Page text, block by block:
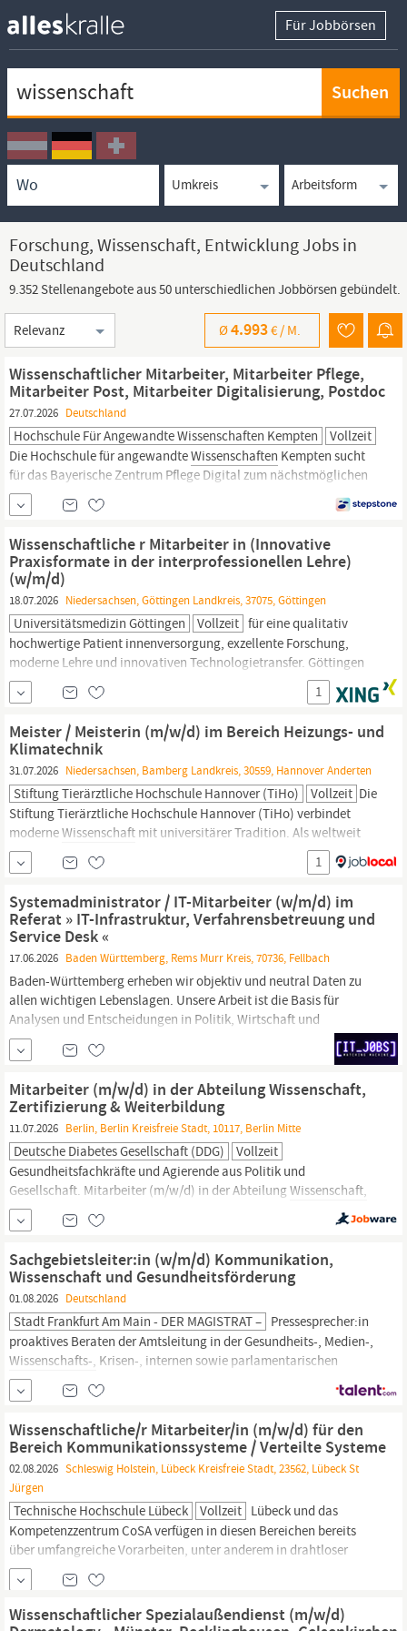
Für Jobbörsen
Ortssuche
Umkreissuche
Arbeitsform
Forschung, Wissenschaft, Entwicklung Jobs in
Deutschland
9.352 Stellenangebote aus 50 unterschiedlichen Jobbörsen gebündelt.
Sortierung
Ø4.993€ / M.
Wissenschaftlicher Mitarbeiter, Mitarbeiter Pflege,
Mitarbeiter Post, Mitarbeiter Digitalisierung, Postdoc
27.07.2026 Deutschland
Hochschule Für Angewandte Wissenschaften Kempten
Vollzeit
Die Hochschule für angewandteWissenschaften Kempten sucht
für das Bayerische Zentrum Pflege Digital zum nächstmöglichen
Zeitpunkt nach einer engagierten Person als
Wissenschaftliche
Mitarbeiterin oder
Mitarbeiter (w/m/d) im
Doc)
Wissenschaftliche r Mitarbeiter in (Innovative
Praxisformate in der interprofessionellen Lehre)
(w/m/d)
18.07.2026 Niedersachsen, Göttingen Landkreis, 37075, Göttingen
Universitätsmedizin Göttingen Vollzeit für eine qualitativ
hochwertige Patient innenversorgung, exzellente Forschung,
moderne Lehre und innovativen Technologietransfer. Göttingen
als Stadt der
Wissenschaft
liegt im Zentrum Deutschlands und die
Universitätsmedizin ist vor Ort eingebunden in ein attraktives
Netzwerk universitärer und außeruniversitärer
Wissenschaftseinrichtungen.
1
Meister / Meisterin (m/w/d) im Bereich Heizungs- und
Klimatechnik
31.07.2026 Niedersachsen, Bamberg Landkreis, 30559, Hannover Anderten
Stiftung Tierärztliche Hochschule Hannover (TiHo) Vollzeit Die
Stiftung Tierärztliche Hochschule Hannover (TiHo) verbindet
moderneWissenschaft mit universitärer Tradition. Als weltweit
renommierte veterinärmedizinische Hochschule bietet die TiHo
im Umfeld von Lehre, Forschung und Dienstleistung als
Arbeitgeberin für über 1.000 Beschäftigte in Instituten, Kliniken
und Verwaltung ein vielseitiges und...
1
Systemadministrator / IT-Mitarbeiter (w/m/d) im
Referat » IT-Infrastruktur, Verfahrensbetreuung und
Service Desk «
17.06.2026 Baden Württemberg, Rems Murr Kreis, 70736, Fellbach
Baden-Württemberg erheben wir objektiv und neutral Daten zu
allen wichtigen Lebenslagen. Unsere Arbeit ist die Basis für
Analysen und Entscheidungen in Politik, Wirtschaft und
Wissenschaft.
Informationen zum Statistischen Landesamt finden
Sie hier. Ihre Aufgaben: Sie konfigurieren und administrieren
Mitarbeiter (m/w/d) in der Abteilung Wissenschaft,
Zertifizierung & Weiterbildung
11.07.2026 Berlin, Berlin Kreisfreie Stadt, 10117, Berlin Mitte
Deutsche Diabetes Gesellschaft (DDG)
Vollzeit
Gesundheitsfachkräfte und Agierende aus Politik und
Gesellschaft. Mitarbeiter (m/w/d) in der AbteilungWissenschaft,
Zertifizierung & Weiterbildung Berlin Vollzeit zum
nächstmöglichen Zeitpunkt unbefristet Unternehmensprofil
Mitmachen, damit sich was bewegt: Ihre verantwortungsvolle
Tätigkeit in einer renommiertenwissenschaftlichen
Fachgesellschaft Seit...
Sachgebietsleiter:in (w/m/d) Kommunikation,
Wissenschaft und Gesundheitsförderung
01.08.2026 Deutschland
Stadt Frankfurt Am Main - DER MAGISTRAT – Pressesprecher:in
proaktives Beraten der Amtsleitung in der Gesundheits-, Medien-,
Wissenschafts-, Krisen-, internen sowie parlamentarischen
Kommunikation Führen und Entwickeln eines Teams von ca. 11
Mitarbeitenden, mit Fokus auf modernes Management,
Empowerment und die Identifikation von Talenten Pflegen eines
exzellenten Mediennetzwerkes...
Wissenschaftliche/r Mitarbeiter/in (m/w/d) für den
Bereich Kommunikationssysteme / Verteilte Systeme
02.08.2026 Schleswig Holstein, Lübeck Kreisfreie Stadt, 23562, Lübeck St
Jürgen
Technische Hochschule Lübeck Vollzeit Lübeck und das
Kompetenzzentrum CoSA verfügen in diesen Bereichen bereits
über umfangreiche Vorarbeiten, unter anderem in drahtloser
Datenerfassung, LoRaWAN und 5G-Campusnetzen. Sie arbeiten in
kooperativen Forschungsprojekten mit Partnern aus
Wissenschaft,
Wirtschaft und öffentlicher Verwaltung mit und
unterstützen den Transfer von...
Wissenschaftlicher Spezialaußendienst (m/w/d)